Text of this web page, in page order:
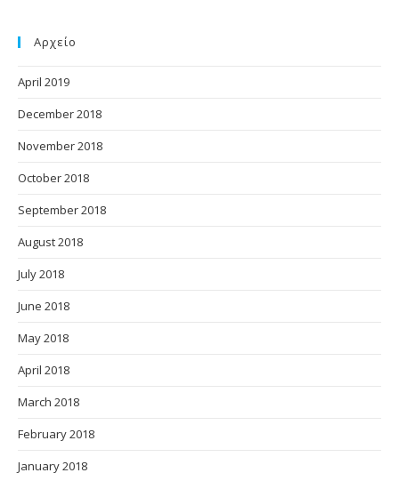
Αρχείο
April 2019
December 2018
November 2018
October 2018
September 2018
August 2018
July 2018
June 2018
May 2018
April 2018
March 2018
February 2018
January 2018